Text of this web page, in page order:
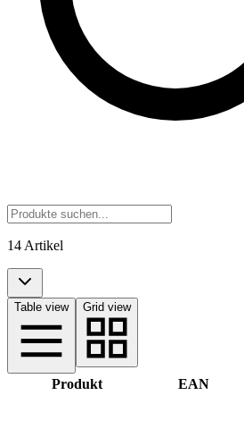
14 Artikel
Table view Grid view
Produkt EAN